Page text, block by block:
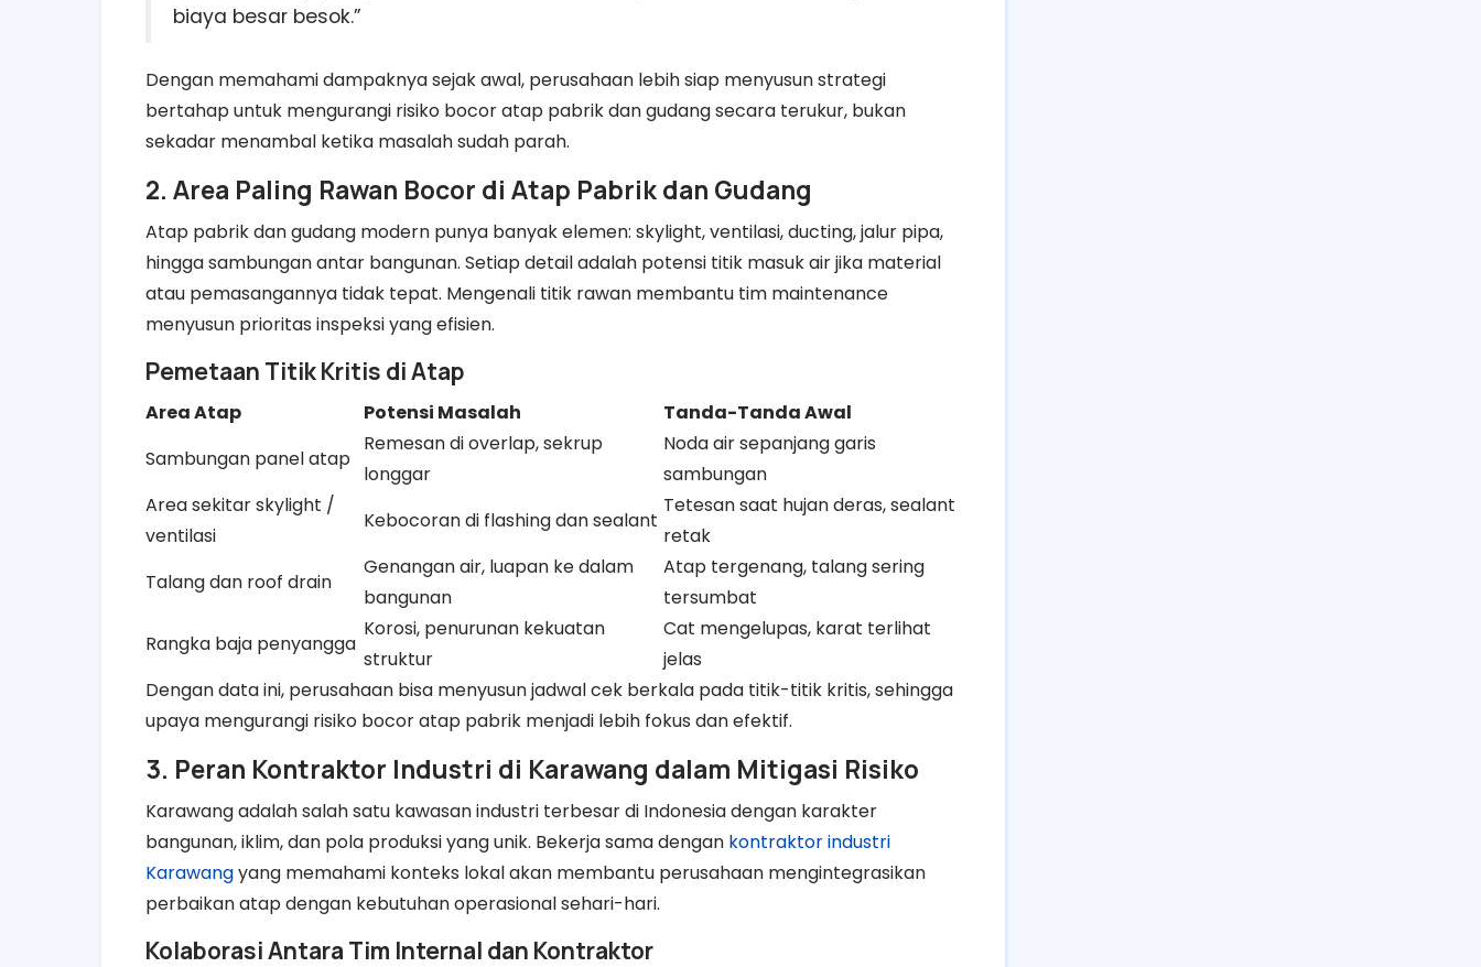
biaya besar besok.”
Dengan memahami dampaknya sejak awal, perusahaan lebih siap menyusun strategi
bertahap untuk mengurangi risiko bocor atap pabrik dan gudang secara terukur, bukan
sekadar menambal ketika masalah sudah parah.
2. Area Paling Rawan Bocor di Atap Pabrik dan Gudang
Atap pabrik dan gudang modern punya banyak elemen: skylight, ventilasi, ducting, jalur pipa,
hingga sambungan antar bangunan. Setiap detail adalah potensi titik masuk air jika material
atau pemasangannya tidak tepat. Mengenali titik rawan membantu tim maintenance
menyusun prioritas inspeksi yang efisien.
Pemetaan Titik Kritis di Atap
Area Atap Potensi Masalah
Tanda-Tanda Awal
Sambungan panel atap
Remesan di overlap, sekrup
longgar
Noda air sepanjang garis
sambungan
Area sekitar skylight /
ventilasi
Kebocoran di flashing dan sealant
Tetesan saat hujan deras, sealant
retak
Talang dan roof drain
Genangan air, luapan ke dalam
bangunan
Atap tergenang, talang sering
tersumbat
Rangka baja penyangga
Korosi, penurunan kekuatan
struktur
Cat mengelupas, karat terlihat
jelas
Dengan data ini, perusahaan bisa menyusun jadwal cek berkala pada titik-titik kritis, sehingga
upaya mengurangi risiko bocor atap pabrik menjadi lebih fokus dan efektif.
3. Peran Kontraktor Industri di Karawang dalam Mitigasi Risiko
Karawang adalah salah satu kawasan industri terbesar di Indonesia dengan karakter
bangunan, iklim, dan pola produksi yang unik. Bekerja sama dengan kontraktor industri
Karawangyang memahami konteks lokal akan membantu perusahaan mengintegrasikan
perbaikan atap dengan kebutuhan operasional sehari-hari.
Kolaborasi Antara Tim Internal dan Kontraktor